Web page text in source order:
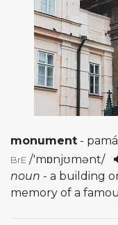
monument -
BrE /'mɒnjʊmənt/
noun - a building
memory of a